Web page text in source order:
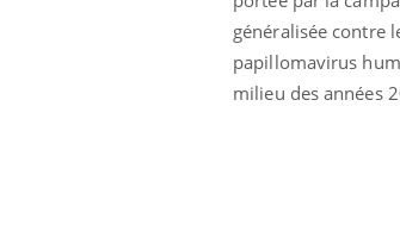
généralisée contre
papillomavirus
milieu des années